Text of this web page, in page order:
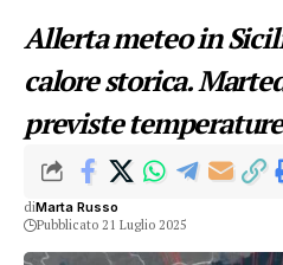
Allerta meteo in
calore storica.
previste
diMarta Russo
Pubblicato 21 Luglio 2025